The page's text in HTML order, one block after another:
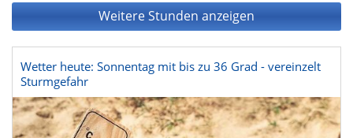
Weitere Stunden anzeigen
Wetter heute: Sonnentag mit bis zu 36 Grad - vereinzelt
Sturmgefahr